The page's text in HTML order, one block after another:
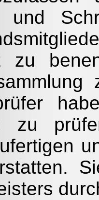
und
zu
zu